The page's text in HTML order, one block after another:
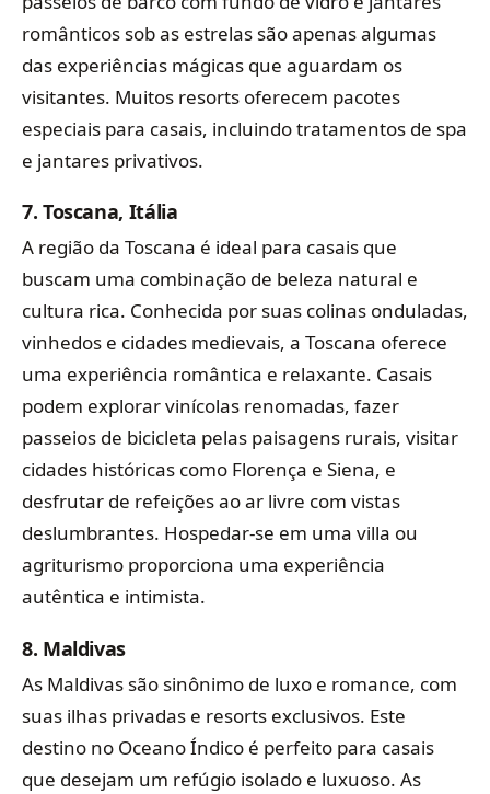
românticos sob as estrelas são apenas algumas
das experiências mágicas que aguardam os
visitantes. Muitos resorts oferecem pacotes
especiais para casais, incluindo tratamentos de spa
e jantares privativos.
7. Toscana, Itália
A região da Toscana é ideal para casais que
buscam uma combinação de beleza natural e
cultura rica. Conhecida por suas colinas onduladas,
vinhedos e cidades medievais, a Toscana oferece
uma experiência romântica e relaxante. Casais
podem explorar vinícolas renomadas, fazer
passeios de bicicleta pelas paisagens rurais, visitar
cidades históricas como Florença e Siena, e
desfrutar de refeições ao ar livre com vistas
deslumbrantes. Hospedar-se em uma villa ou
agriturismo proporciona uma experiência
autêntica e intimista.
8. Maldivas
As Maldivas são sinônimo de luxo e romance, com
suas ilhas privadas e resorts exclusivos. Este
destino no Oceano Índico é perfeito para casais
que desejam um refúgio isolado e luxuoso. As